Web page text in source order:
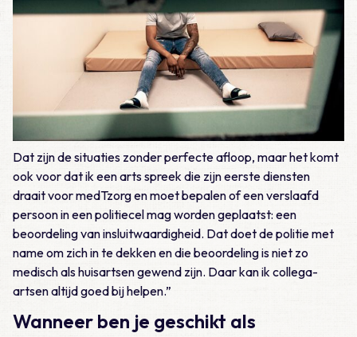
Dat zijn de situaties zonder perfecte afloop, maar het komt
ook voor dat ik een arts spreek die zijn eerste diensten
draait voor medTzorg en moet bepalen of een verslaafd
persoon in een politiecel mag worden geplaatst: een
beoordeling van insluitwaardigheid. Dat doet de politie met
name om zich in te dekken en die beoordeling is niet zo
medisch als huisartsen gewend zijn. Daar kan ik collega-
artsen altijd goed bij helpen.”
Wanneer ben je geschikt als